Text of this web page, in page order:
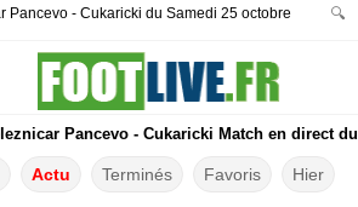
Pancevo - Cukaricki du Samedi 25 octobre
🔍
Pancevo - Cukaricki Match en direct du
Actu Terminés Favoris Hier